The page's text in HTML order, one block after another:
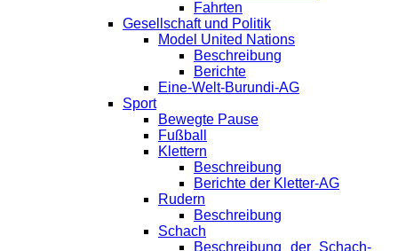
Fahrten
Gesellschaft und Politik
Model United Nations
Beschreibung
Berichte
Eine-Welt-Burundi-AG
Sport
Bewegte Pause
Fußball
Klettern
Beschreibung
Berichte der Kletter-AG
Rudern
Beschreibung
Schach
Beschreibung der Schach-